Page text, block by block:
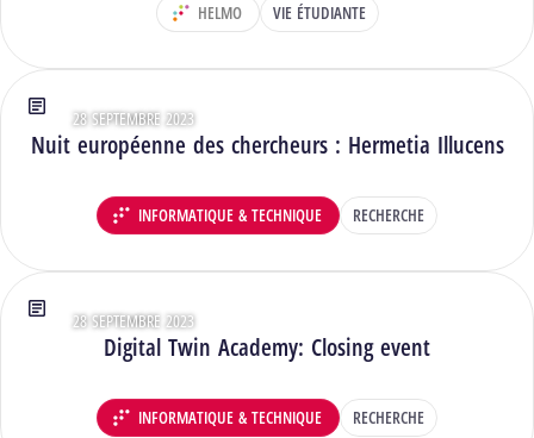
DÉPARTEMENT :
HELMO VIE ÉTUDIANTE
Nuit européenne des chercheurs : Hermetia Illucens
Type : Articles
28 SEPTEMBRE 2023
DÉPARTEMENT :
INFORMATIQUE & TECHNIQUE RECHERCHE
Digital Twin Academy: Closing event
Type : Articles
28 SEPTEMBRE 2023
DÉPARTEMENT :
INFORMATIQUE & TECHNIQUE RECHERCHE